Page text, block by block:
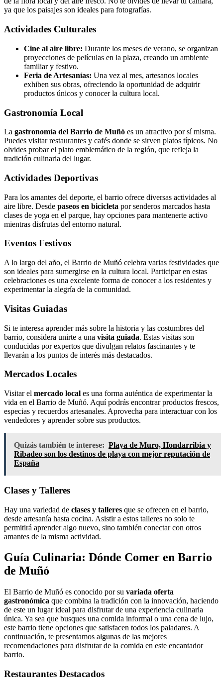
ya que los paisajes son ideales para fotografías.
Actividades Culturales
Cine al aire libre: Durante los meses de verano, se organizan
proyecciones de películas en la plaza, creando un ambiente
familiar y festivo.
Feria de Artesanías: Una vez al mes, artesanos locales
exhiben sus obras, ofreciendo la oportunidad de adquirir
productos únicos y conocer la cultura local.
Gastronomía Local
La gastronomía del Barrio de Muñó es un atractivo por sí misma.
Puedes visitar restaurantes y cafés donde se sirven platos típicos. No
olvides probar el plato emblemático de la región, que refleja la
tradición culinaria del lugar.
Actividades Deportivas
Para los amantes del deporte, el barrio ofrece diversas actividades al
aire libre. Desde paseos en bicicleta por senderos marcados hasta
clases de yoga en el parque, hay opciones para mantenerte activo
mientras disfrutas del entorno natural.
Eventos Festivos
A lo largo del año, el Barrio de Muñó celebra varias festividades que
son ideales para sumergirse en la cultura local. Participar en estas
celebraciones es una excelente forma de conocer a los residentes y
experimentar la alegría de la comunidad.
Visitas Guiadas
Si te interesa aprender más sobre la historia y las costumbres del
barrio, considera unirte a una visita guiada. Estas visitas son
conducidas por expertos que divulgan relatos fascinantes y te
llevarán a los puntos de interés más destacados.
Mercados Locales
Visitar el mercado local es una forma auténtica de experimentar la
vida en el Barrio de Muñó. Aquí podrás encontrar productos frescos,
especias y recuerdos artesanales. Aprovecha para interactuar con los
vendedores y aprender sobre sus productos.
Quizás también te interese: Playa de Muro, Hondarribia y
Ribadeo son los destinos de playa con mejor reputación de
España
Clases y Talleres
Hay una variedad de clases y talleres que se ofrecen en el barrio,
desde artesanía hasta cocina. Asistir a estos talleres no solo te
permitirá aprender algo nuevo, sino también conectar con otros
amantes de la misma actividad.
Guía Culinaria: Dónde Comer en Barrio
de Muñó
El Barrio de Muñó es conocido por su variada oferta
gastronómica que combina la tradición con la innovación, haciendo
de este un lugar ideal para disfrutar de una experiencia culinaria
única. Ya sea que busques una comida informal o una cena de lujo,
este barrio tiene opciones que satisfacen todos los paladares. A
continuación, te presentamos algunas de las mejores
recomendaciones para disfrutar de la comida en este encantador
barrio.
Restaurantes Destacados